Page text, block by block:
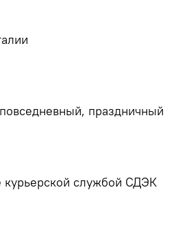
праздничный
курьерской службой СДЭК